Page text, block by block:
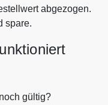
abgezogen.
spare.
gültig?